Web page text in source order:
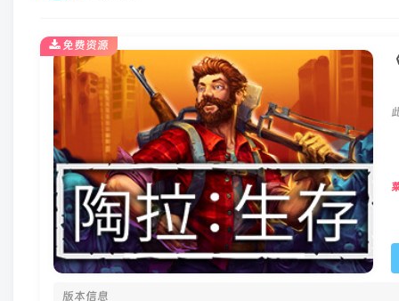
版本信息
免费资源